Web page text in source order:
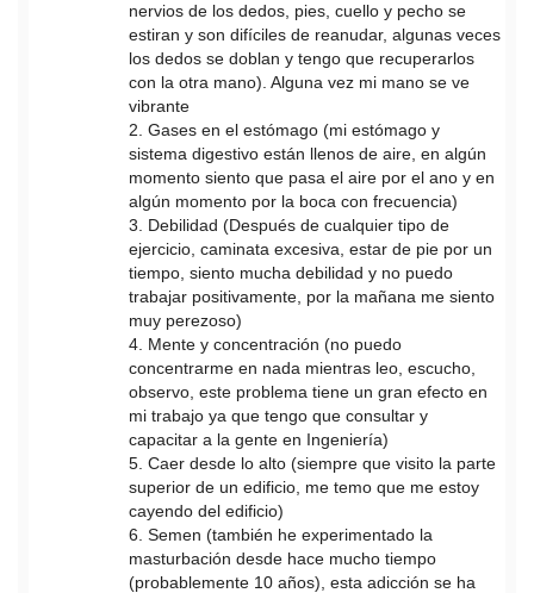
nervios de los dedos, pies, cuello y pecho se
estiran y son difíciles de reanudar, algunas veces
los dedos se doblan y tengo que recuperarlos
con la otra mano). Alguna vez mi mano se ve
vibrante
2. Gases en el estómago (mi estómago y
sistema digestivo están llenos de aire, en algún
momento siento que pasa el aire por el ano y en
algún momento por la boca con frecuencia)
3. Debilidad (Después de cualquier tipo de
ejercicio, caminata excesiva, estar de pie por un
tiempo, siento mucha debilidad y no puedo
trabajar positivamente, por la mañana me siento
muy perezoso)
4. Mente y concentración (no puedo
concentrarme en nada mientras leo, escucho,
observo, este problema tiene un gran efecto en
mi trabajo ya que tengo que consultar y
capacitar a la gente en Ingeniería)
5. Caer desde lo alto (siempre que visito la parte
superior de un edificio, me temo que me estoy
cayendo del edificio)
6. Semen (también he experimentado la
masturbación desde hace mucho tiempo
(probablemente 10 años), esta adicción se ha